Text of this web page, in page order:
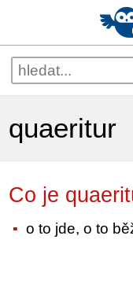
quaeritur
Co je
o to jde, o to